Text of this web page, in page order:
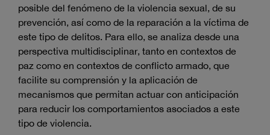
posible del fenómeno de la violencia sexual, de su
prevención, así como de la reparación a la víctima de
este tipo de delitos. Para ello, se analiza desde una
perspectiva multidisciplinar, tanto en contextos de
paz como en contextos de conflicto armado, que
facilite su comprensión y la aplicación de
mecanismos que permitan actuar con anticipación
para reducir los comportamientos asociados a este
tipo de violencia.